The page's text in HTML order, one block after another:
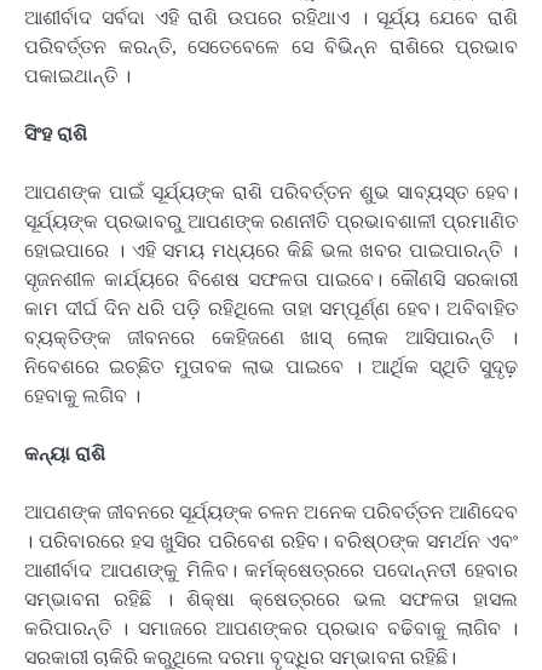
ଆଶୀର୍ବାଦ ସର୍ବଦା ଏହି ରାଶି ଉପରେ ରହିଥାଏ । ସୂର୍ଯ୍ୟ ଯେବେ ରାଶି
ପରିବର୍ତ୍ତନ କରନ୍ତି, ସେତେବେଳେ ସେ ବିଭିନ୍ନ ରାଶିରେ ପ୍ରଭାବ
ପକାଇଥାନ୍ତି ।
ସିଂହ ରାଶି
ଆପଣଙ୍କ ପାଇଁ ସୂର୍ଯ୍ୟଙ୍କ ରାଶି ପରିବର୍ତ୍ତନ ଶୁଭ ସାବ୍ୟସ୍ତ ହେବ।
ସୂର୍ଯ୍ୟଙ୍କ ପ୍ରଭାବରୁ ଆପଣଙ୍କ ରଣନୀତି ପ୍ରଭାବଶାଳୀ ପ୍ରମାଣିତ
ହୋଇପାରେ । ଏହି ସମୟ ମଧ୍ୟରେ କିଛି ଭଲ ଖବର ପାଇପାରନ୍ତି ।
ସୃଜନଶୀଳ କାର୍ଯ୍ୟରେ ବିଶେଷ ସଫଳତା ପାଇବେ। କୌଣସି ସରକାରୀ
କାମ ଦୀର୍ଘ ଦିନ ଧରି ପଡ଼ି ରହିଥିଲେ ତାହା ସମ୍ପୂର୍ଣ୍ଣ ହେବ। ଅବିବାହିତ
ବ୍ୟକ୍ତିଙ୍କ ଜୀବନରେ କେହିଜଣେ ଖାସ୍ ଲୋକ ଆସିପାରନ୍ତି ।
ନିବେଶରେ ଇଚ୍ଛିତ ମୁତାବକ ଲାଭ ପାଇବେ । ଆର୍ଥିକ ସ୍ଥିତି ସୁଦୃଢ଼
ହେବାକୁ ଲଗିବ ।
କନ୍ୟା ରାଶି
ଆପଣଙ୍କ ଜୀବନରେ ସୂର୍ଯ୍ୟଙ୍କ ଚଳନ ଅନେକ ପରିବର୍ତ୍ତନ ଆଣିଦେବ
। ପରିବାରରେ ହସ ଖୁସିର ପରିବେଶ ରହିବ। ବରିଷ୍ଠଙ୍କ ସମର୍ଥନ ଏବଂ
ଆଶୀର୍ବାଦ ଆପଣଙ୍କୁ ମିଳିବ। କର୍ମକ୍ଷେତ୍ରରେ ପଦୋନ୍ନତୀ ହେବାର
ସମ୍ଭାବନା ରହିଛି । ଶିକ୍ଷା କ୍ଷେତ୍ରରେ ଭଲ ସଫଳତା ହାସଲ
କରିପାରନ୍ତି । ସମାଜରେ ଆପଣଙ୍କର ପ୍ରଭାବ ବଢିବାକୁ ଲାଗିବ ।
ସରକାରୀ ଚାକିରି କରୁଥିଲେ ଦରମା ବୃଦ୍ଧିର ସମ୍ଭାବନା ରହିଛି।